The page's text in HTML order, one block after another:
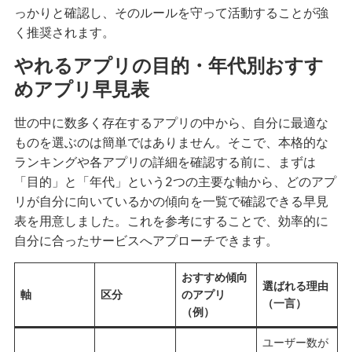
っかりと確認し、そのルールを守って活動することが強
く推奨されます。
やれるアプリの目的・年代別おすす
めアプリ早見表
世の中に数多く存在するアプリの中から、自分に最適な
ものを選ぶのは簡単ではありません。そこで、本格的な
ランキングや各アプリの詳細を確認する前に、まずは
「目的」と「年代」という2つの主要な軸から、どのアプ
リが自分に向いているかの傾向を一覧で確認できる早見
表を用意しました。これを参考にすることで、効率的に
自分に合ったサービスへアプローチできます。
軸 区分
おすすめ傾向
のアプリ
（例）
選ばれる理由
（一言）
ユーザー数が